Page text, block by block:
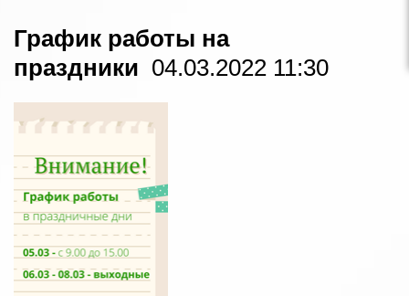
График работы на
праздники 04.03.2022 11:30